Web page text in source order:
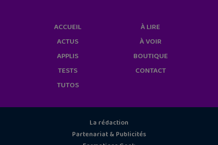
ACCUEIL
ACTUS
APPLIS
TESTS
TUTOS
À LIRE
À VOIR
BOUTIQUE
CONTACT
La rédaction
Partenariat & Publicités